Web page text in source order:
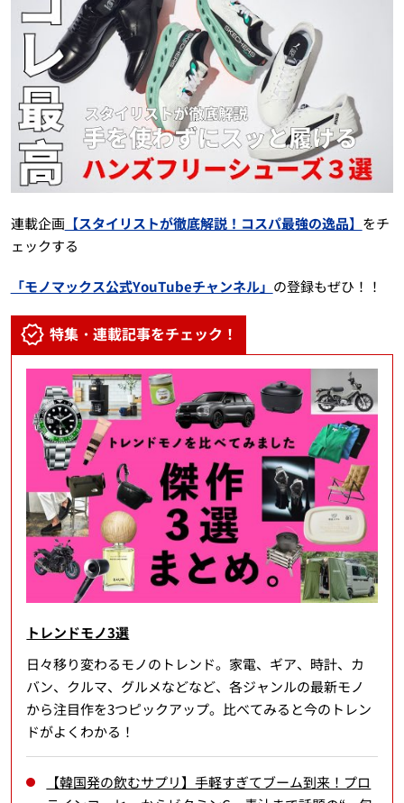
連載企画 【スタイリストが徹底解説！コスパ最強の逸品】 をチ
ェックする
「モノマックス公式YouTubeチャンネル」 の登録もぜひ！！
特集・連載記事をチェック！
トレンドモノ3選
日々移り変わるモノのトレンド。家電、ギア、時計、カ
バン、クルマ、グルメなどなど、各ジャンルの最新モノ
から注目作を3つピックアップ。比べてみると今のトレン
ドがよくわかる！
【韓国発の飲むサプリ】手軽すぎてブーム到来！プロ